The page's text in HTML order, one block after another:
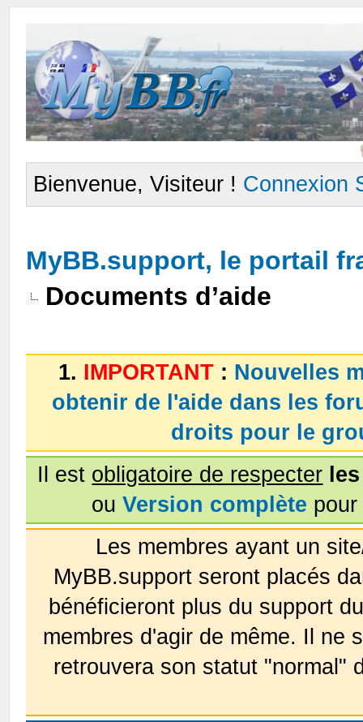
Bienvenue, Visiteur ! Connexion
MyBB.support, le portail
Documents d’aide
1. IMPORTANT : Nouvelles
obtenir de l'aide dans les
droits pour le
Il est obligatoire de respecter
ouVersion complète
Les membres ayant un
MyBB.support seront placés
bénéficieront plus du support
membres d'agir de même. Il ne
retrouvera son statut "normal"